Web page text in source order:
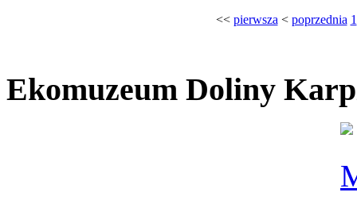
<< pierwsza < poprzednia 1
Ekomuzeum Doliny